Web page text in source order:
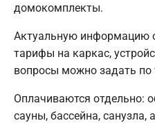
домокомплекты.
Актуальную информацию
тарифы на каркас,
вопросы можно задать по
Оплачиваются отдельно:
сауны, бассейна, санузла,